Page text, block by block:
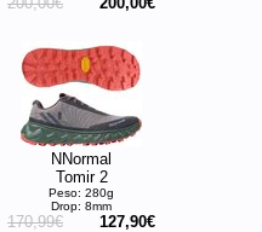
NNormal
Tomir 2
Peso: 280g
Drop: 8mm
170,99€ 127,90€